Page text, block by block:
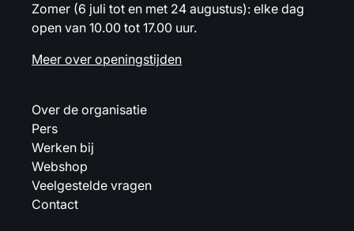
Zomer (6 juli tot en met 24 augustus): elke dag
open van 10.00 tot 17.00 uur.
Meer over openingstijden
Over de organisatie
Pers
Werken bij
Webshop
Veelgestelde vragen
Contact